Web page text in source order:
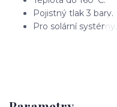
Pojistný tlak 3 bary.
Pro solární systémy.